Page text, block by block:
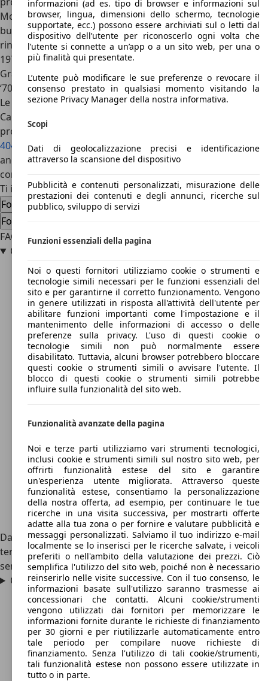
McPherson. La Consul prima e seconda serie ebbero un
buon successo, ciononostante Ford decise di non
rinnovare la Consul sostituendola con la Capri. Solo nel
1972 Consul tornerà protagonista nella gamma della
Granada, pensando che il suo stile già proiettato agli anni
‘70 potesse fare al caso anche su questo nuovo modello.
Le concorrenti della Ford Consul sono state la Austin
Cambridge, la Morris Oxford almeno per la seconda serie
prodotta dal 1954 in avanti, le Volvo Amazon, la
404
, laSaab 96
e, guardando alle concorrenti italiane,
anche laGiulietta prima serie lanciata nel 1955 può essere
considerata una rivale della Ford Consul.
Ti interessa la Ford Consul
Ford Consul usata Ford Consul nuova auto
Ford Consul offerte concessionario
FAQ
Quando è stata prodotta la Ford Consul?
Dal 1951 al 1962 le prime due serie, poi dal 1972 al 1975 la
terza serie che è in realtà la versione d’accesso della prima
serie di Ford Granada.
Quanto è lunga Ford Consul?
informazioni (ad es. tipo di browser e informazioni sul
browser, lingua, dimensioni dello schermo, tecnologie
supportate, ecc.) possono essere archiviati sul o letti dal
dispositivo dell’utente per riconoscerlo ogni volta che
l’utente si connette a un’app o a un sito web, per una o
più finalità qui presentate.
L’utente può modificare le sue preferenze o revocare il
consenso prestato in qualsiasi momento visitando la
sezione Privacy Manager della nostra informativa.
Scopi
Dati di geolocalizzazione precisi e identificazione
attraverso la scansione del dispositivo
Pubblicità e contenuti personalizzati, misurazione delle
prestazioni dei contenuti e degli annunci, ricerche sul
pubblico, sviluppo di servizi
Funzioni essenziali della pagina
Noi o questi fornitori utilizziamo cookie o strumenti e
tecnologie simili necessari per le funzioni essenziali del
sito e per garantirne il corretto funzionamento. Vengono
in genere utilizzati in risposta all'attività dell'utente per
abilitare funzioni importanti come l'impostazione e il
mantenimento delle informazioni di accesso o delle
preferenze sulla privacy. L'uso di questi cookie o
tecnologie simili non può normalmente essere
disabilitato. Tuttavia, alcuni browser potrebbero bloccare
questi cookie o strumenti simili o avvisare l'utente. Il
blocco di questi cookie o strumenti simili potrebbe
influire sulla funzionalità del sito web.
Funzionalità avanzate della pagina
Noi e terze parti utilizziamo vari strumenti tecnologici,
inclusi cookie e strumenti simili sul nostro sito web, per
offrirti funzionalità estese del sito e garantire
un'esperienza utente migliorata. Attraverso queste
funzionalità estese, consentiamo la personalizzazione
della nostra offerta, ad esempio, per continuare le tue
ricerche in una visita successiva, per mostrarti offerte
adatte alla tua zona o per fornire e valutare pubblicità e
messaggi personalizzati. Salviamo il tuo indirizzo e-mail
localmente se lo inserisci per le ricerche salvate, i veicoli
preferiti o nell'ambito della valutazione dei prezzi. Ciò
semplifica l'utilizzo del sito web, poiché non è necessario
reinserirlo nelle visite successive. Con il tuo consenso, le
informazioni basate sull'utilizzo saranno trasmesse ai
concessionari che contatti. Alcuni cookie/strumenti
vengono utilizzati dai fornitori per memorizzare le
informazioni fornite durante le richieste di finanziamento
per 30 giorni e per riutilizzarle automaticamente entro
tale periodo per compilare nuove richieste di
finanziamento. Senza l'utilizzo di tali cookie/strumenti,
tali funzionalità estese non possono essere utilizzate in
tutto o in parte.